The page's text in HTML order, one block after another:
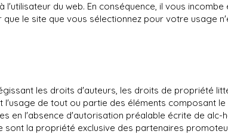
du web. En conséquence, il vous
le site que vous sélectionnez pour votre usage
les droits d'auteurs, les droits de propriété
de tout ou partie des éléments composant
en l'absence d'autorisation préalable écrite de alc-
la propriété exclusive des partenaires